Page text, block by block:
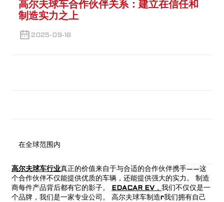
高尔夫球车合作伙伴关系：建立在信任和
制造实力之上
2025-09-18
在全球范围内
高尔夫球车行业真正的价值来自于与合适的合作伙伴携手——这
个合作伙伴不仅能提供优质的车辆，还能提供强大的实力。 制造
商每件产品背后都有它的影子。 EDACAR EV， 我们不仅仅是一
个品牌，我们是一家专业公司。 高尔夫球车制造r我们拥有自己